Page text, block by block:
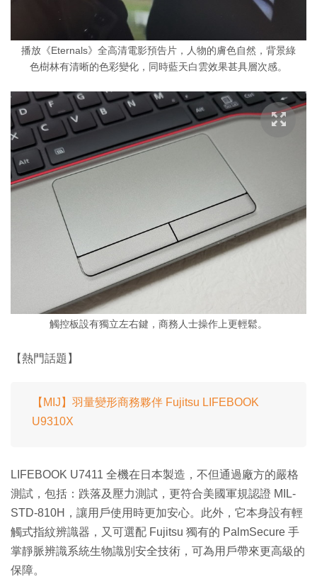
播放《Eternals》全高清電影預告片，人物的膚色自然，背景綠
色樹林有清晰的色彩變化，同時藍天白雲效果甚具層次感。
觸控板設有獨立左右鍵，商務人士操作上更輕鬆。
【熱門話題】
【MIJ】羽量變形商務夥伴 Fujitsu LIFEBOOK
U9310X
LIFEBOOK U7411 全機在日本製造，不但通過廠方的嚴格
測試，包括：跌落及壓力測試，更符合美國軍規認證 MIL-
STD-810H，讓用戶使用時更加安心。此外，它本身設有輕
觸式指紋辨識器，又可選配 Fujitsu 獨有的 PalmSecure 手
掌靜脈辨識系統生物識別安全技術，可為用戶帶來更高級的
保障。